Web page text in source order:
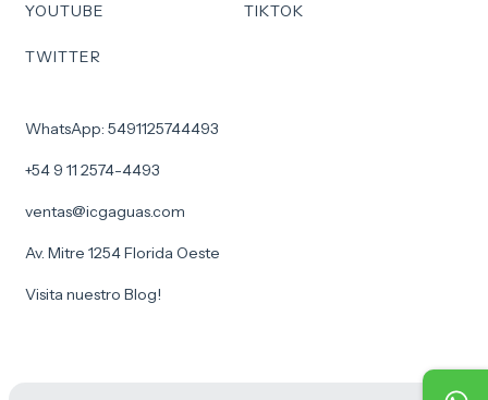
YOUTUBE TIKTOK
TWITTER
WhatsApp: 5491125744493
+54 9 11 2574-4493
ventas@icgaguas.com
Av. Mitre 1254 Florida Oeste
Visita nuestro Blog!